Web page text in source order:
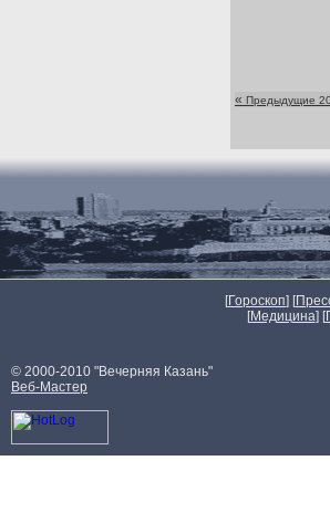
« Предыдущие 20
[Гороскоп] [
[Медицина] [
© 2000-2010 "Вечерняя Казань"
Веб-Мастер